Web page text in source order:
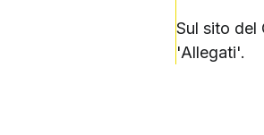
Sul sito del
'Allegati'.